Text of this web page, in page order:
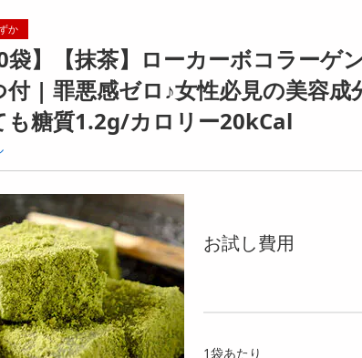
ント
具
サンプ
抽選サンプル
パン・シリア
チーズ・ヨー
調味料・ドレ
料理の素
カレー・シチュ
魚介類・シー
フルーツ・果
野菜・きのこ
インスタント
クッキー・ク
キャンディ・
せんべい・米菓
ナッツ・ドラ
和菓子
ケーキ・スイ
お菓子・スイ
お茶・紅茶（
コーヒー（ソ
果実・野菜・
栄養ドリンク
コーヒー(豆
ワイン
日本酒・焼酎
洋酒・リキュー
チューハイ・
ビール・ワイ
洗濯用洗剤・
バス・お風呂
トイレ用洗剤
洗剤ギフト
洗濯用品
トイレ・バス用
タオル
ヘルスケア・
キッチン雑貨
調理器具・鍋
ボディケア
ベースメイク
ナチュラル・
香水・アロマ
ダイエット
サプリメント
美容サプリメ
健康グッズ
指定第二類医
第三類医薬品
医薬部外品
寝具・布団
マット・カー
テーブル・デ
インテリア雑
アウトドア
その他 インテ
ボトムス
シューズ
バッグ
時計
ファッション雑
キッチン家電
冷房・暖房器
美容・健康家電
記録メディア
スマートフォ
電池
電球・蛍光灯
授乳グッズ
食事グッズ
ベビー用品・雑
マタニティ
その他 ベビ
猫用品
その他 ペット
か
袋】【抹茶】ローカーボコラーゲ
| 罪悪感ゼロ♪女性必見の美容成
も糖質1.2g/カロリー20kCal
お試し費用
1袋あたり